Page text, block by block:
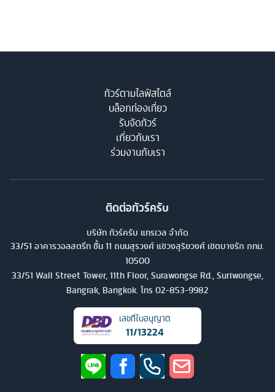
ทัวร์ตามไลฟ์สไตล์
บล็อกท่องเที่ยว
รับจัดทัวร์
เกี่ยวกับเรา
ร่วมงานกับเรา
ติดต่อทัวร์ครับ
บริษัท ทัวร์ครับ แทรเวล จำกัด
33/51 อาคารวอลสตรีท ชั้น 11 ถนนสุรวงศ์ แขวงสุริยวงศ์ เขตบางรัก กทม.
10500
33/51 Wall Street Tower, 11th Floor, Surawongse Rd., Suriwongse,
Bangrak, Bangkok. โทร 02-853-9982
เลขที่ใบอนุญาต
11/13224